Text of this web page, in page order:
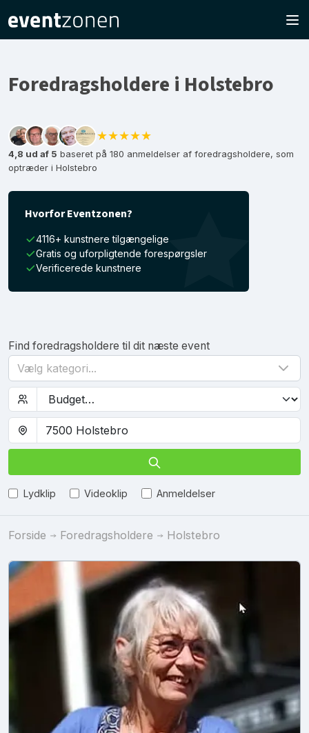
Foredragsholdere i Holstebro
★★★★★
4,8 ud af 5 baseret på 180 anmeldelser af foredragsholdere, som
optræder i Holstebro
Hvorfor Eventzonen?
4116+ kunstnere tilgængelige
Gratis og uforpligtende forespørgsler
Verificerede kunstnere
Find foredragsholdere til dit næste event
Vælg kategori...
Lydklip Videoklip Anmeldelser
Forside Foredragsholdere Holstebro